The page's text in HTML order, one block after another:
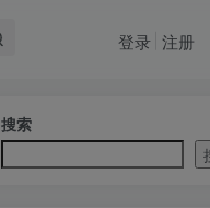
登录 注册
搜索